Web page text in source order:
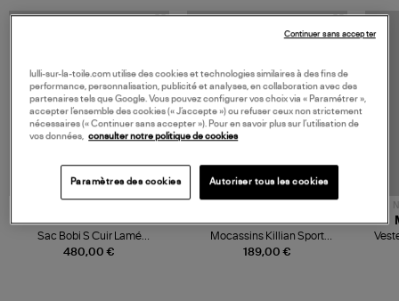
480,00 €
JEROME DREYFUSS
Sac Bobi S Cuir Lamé
Champagne
189,00 €
TORAL
Mocassins Killian Sport
Mousse
lulli-sur-la-toile.com utilise des cookies et technologies similaires à des fins de
performance, personnalisation, publicité et analyses, en collaboration avec des
partenaires tels que Google. Vous pouvez configurer vos choix via « Paramétrer »,
accepter l’ensemble des cookies (« J’accepte ») ou refuser ceux non strictement
nécessaires (« Continuer sans accepter »). Pour en savoir plus sur l’utilisation de
vos données,
consulter notre politique de cookies
Paramètres des cookies Autoriser tous les cookies
Continuer sans accepter